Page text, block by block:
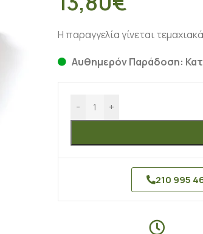
Η παραγγελία γίνεται
Αυθημερόν Παράδοση:
- +
210 995